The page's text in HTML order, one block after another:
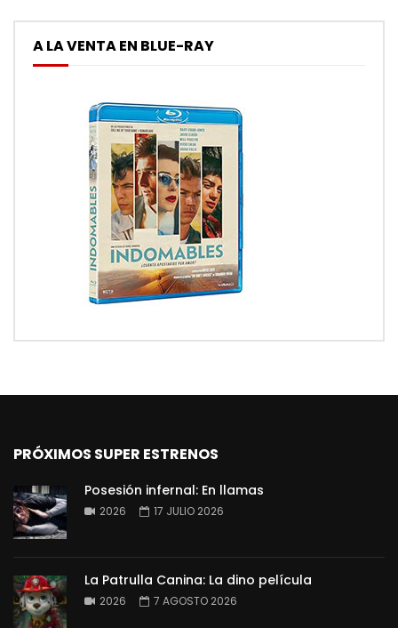
A LA VENTA EN BLUE-RAY
PRÓXIMOS SUPER ESTRENOS
Posesión infernal: En llamas
2026 17 JULIO 2026
La Patrulla Canina: La dino película
2026 7 AGOSTO 2026